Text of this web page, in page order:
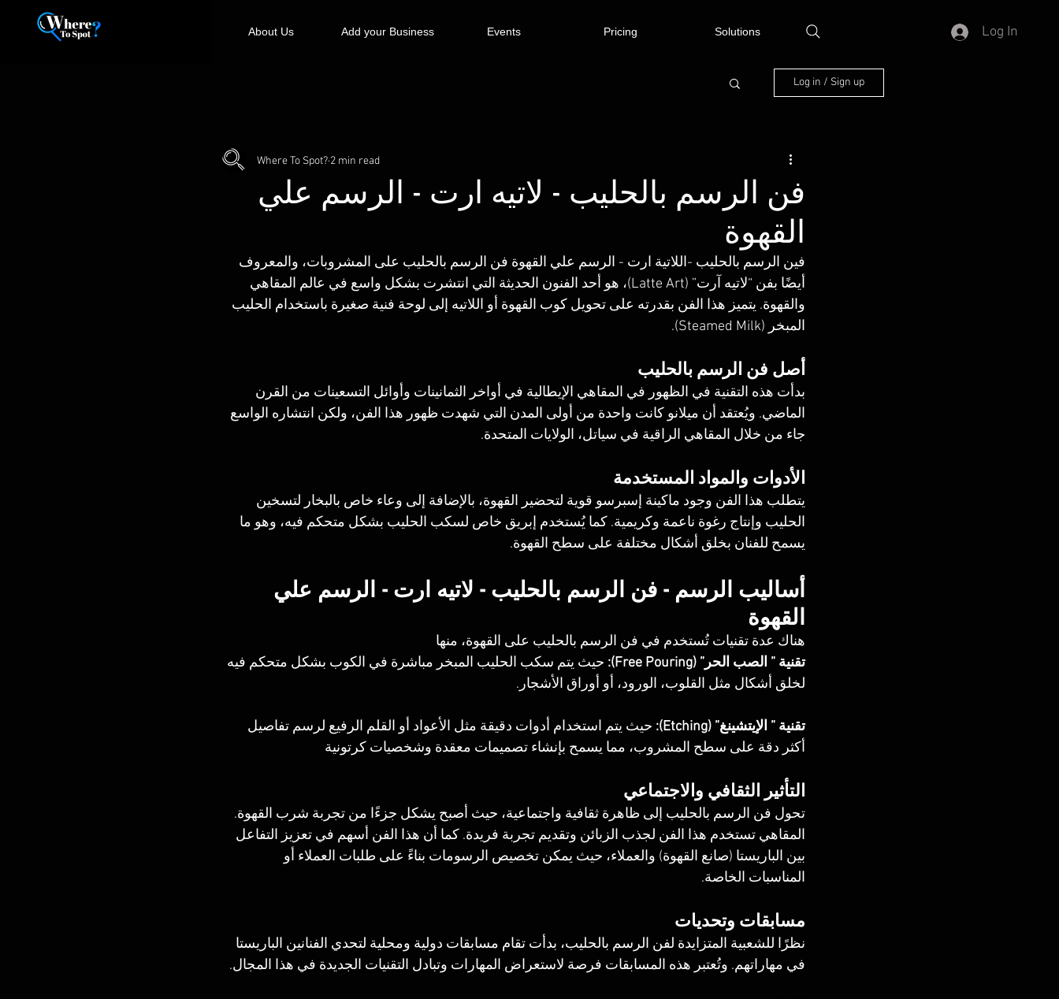
About Us Add your Business Events Pricing Solutions Log In
Log in / Sign up
فن الرسم بالحليب - لاتيه ارت - الرسم علي
القهوة
Where To Spot? 2 min read
فين الرسم بالحليب -اللاتية ارت - الرسم علي القهوة فن الرسم بالحليب على المشروبات، والمعروف
أيضًا بفن “لاتيه آرت” (Latte Art)، هو أحد الفنون الحديثة التي انتشرت بشكل واسع في عالم المقاهي
والقهوة. يتميز هذا الفن بقدرته على تحويل كوب القهوة أو اللاتيه إلى لوحة فنية صغيرة باستخدام الحليب
المبخر (Steamed Milk).
أصل فن الرسم بالحليب
بدأت هذه التقنية في الظهور في المقاهي الإيطالية في أواخر الثمانينات وأوائل التسعينات من القرن
الماضي. ويُعتقد أن ميلانو كانت واحدة من أولى المدن التي شهدت ظهور هذا الفن، ولكن انتشاره الواسع
جاء من خلال المقاهي الراقية في سياتل، الولايات المتحدة.
الأدوات والمواد المستخدمة
يتطلب هذا الفن وجود ماكينة إسبرسو قوية لتحضير القهوة، بالإضافة إلى وعاء خاص بالبخار لتسخين
الحليب وإنتاج رغوة ناعمة وكريمية. كما يُستخدم إبريق خاص لسكب الحليب بشكل متحكم فيه، وهو ما
يسمح للفنان بخلق أشكال مختلفة على سطح القهوة.
أساليب الرسم - فن الرسم بالحليب - لاتيه ارت - الرسم علي
القهوة
هناك عدة تقنيات تُستخدم في فن الرسم بالحليب على القهوة، منها
تقنية ” الصب الحر” (Free Pouring):
حيث يتم سكب الحليب المبخر مباشرة في الكوب بشكل متحكم فيه
لخلق أشكال مثل القلوب، الورود، أو أوراق الأشجار.
تقنية ” الإيتشينغ” (Etching):
حيث يتم استخدام أدوات دقيقة مثل الأعواد أو القلم الرفيع لرسم تفاصيل
أكثر دقة على سطح المشروب، مما يسمح بإنشاء تصميمات معقدة وشخصيات كرتونية
التأثير الثقافي والاجتماعي
تحول فن الرسم بالحليب إلى ظاهرة ثقافية واجتماعية، حيث أصبح يشكل جزءًا من تجربة شرب القهوة.
المقاهي تستخدم هذا الفن لجذب الزبائن وتقديم تجربة فريدة. كما أن هذا الفن أسهم في تعزيز التفاعل
بين الباريستا (صانع القهوة) والعملاء، حيث يمكن تخصيص الرسومات بناءً على طلبات العملاء أو
المناسبات الخاصة.
مسابقات وتحديات
نظرًا للشعبية المتزايدة لفن الرسم بالحليب، بدأت تقام مسابقات دولية ومحلية لتحدي الفنانين الباريستا
في مهاراتهم. وتُعتبر هذه المسابقات فرصة لاستعراض المهارات وتبادل التقنيات الجديدة في هذا المجال.